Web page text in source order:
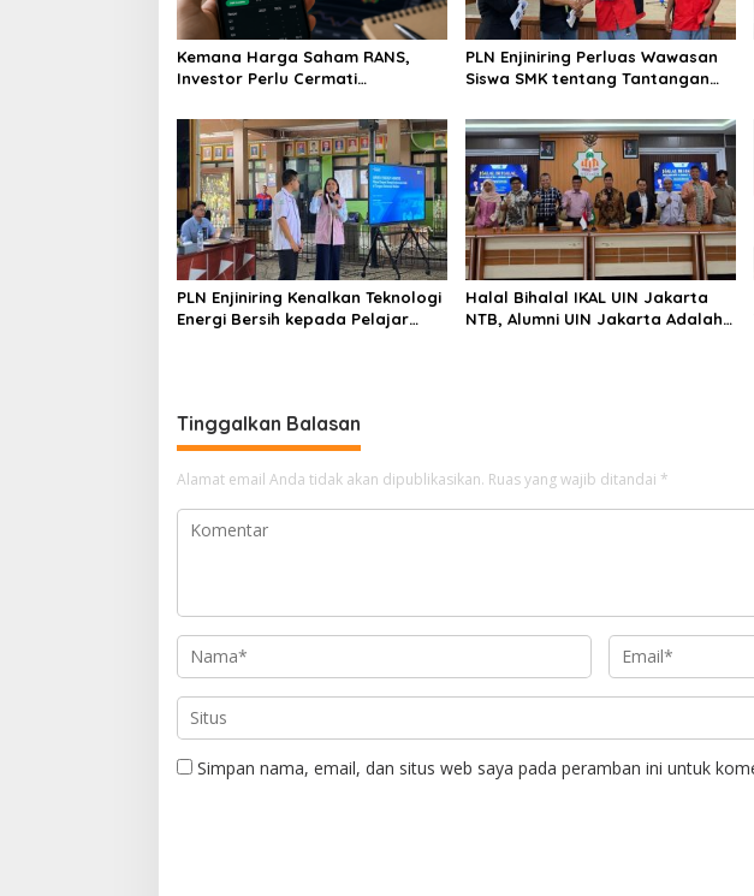
Kemana Harga Saham RANS,
Investor Perlu Cermati
Spekulasi Berlebihan
PLN Enjiniring Perluas Wawasan
Siswa SMK tentang Tantangan
PLN Enjiniring Kenalkan Teknologi
Energi Bersih kepada Pelajar
Halal Bihalal IKAL UIN Jakarta
NTB, Alumni UIN Jakarta Adalah
Tinggalkan Balasan
Alamat email Anda tidak akan dipublikasikan. Ruas yang wajib ditandai *
Simpan nama, email, dan situs web saya pada peramban ini untuk